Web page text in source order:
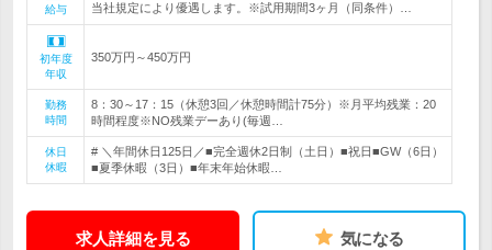
給与
当社規定により優遇します。※試用期間3ヶ月（同条件）…
初年度
年収
350万円～450万円
勤務
時間
8：30～17：15（休憩3回／休憩時間計75分）※月平均残業：20
時間程度※NO残業デーあり(毎週…
休日
休暇
# ＼年間休日125日／■完全週休2日制（土日）■祝日■GW（6日）
■夏季休暇（3日）■年末年始休暇…
求人詳細を見る 気になる